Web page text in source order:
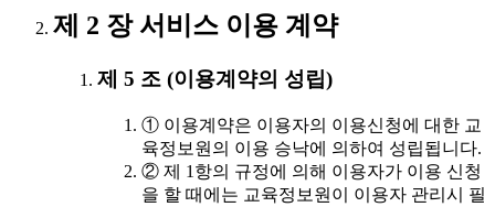
제 2 장 서비스 이용 계약
제 5 조 (이용계약의 성립)
① 이용계약은 이용자의 이용신청에 대한 교
육정보원의 이용 승낙에 의하여 성립됩니다.
② 제 1항의 규정에 의해 이용자가 이용 신청
을 할 때에는 교육정보원이 이용자 관리시 필